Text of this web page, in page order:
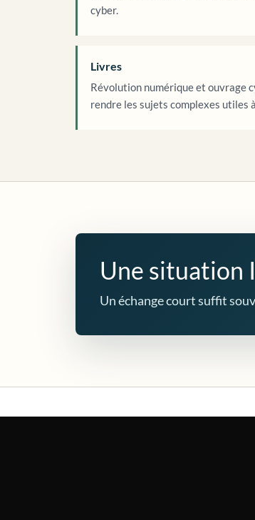
cyber.
Livres
Révolution numérique et ouvrage
rendre les sujets complexes utiles
Une situation
Un échange court suffit